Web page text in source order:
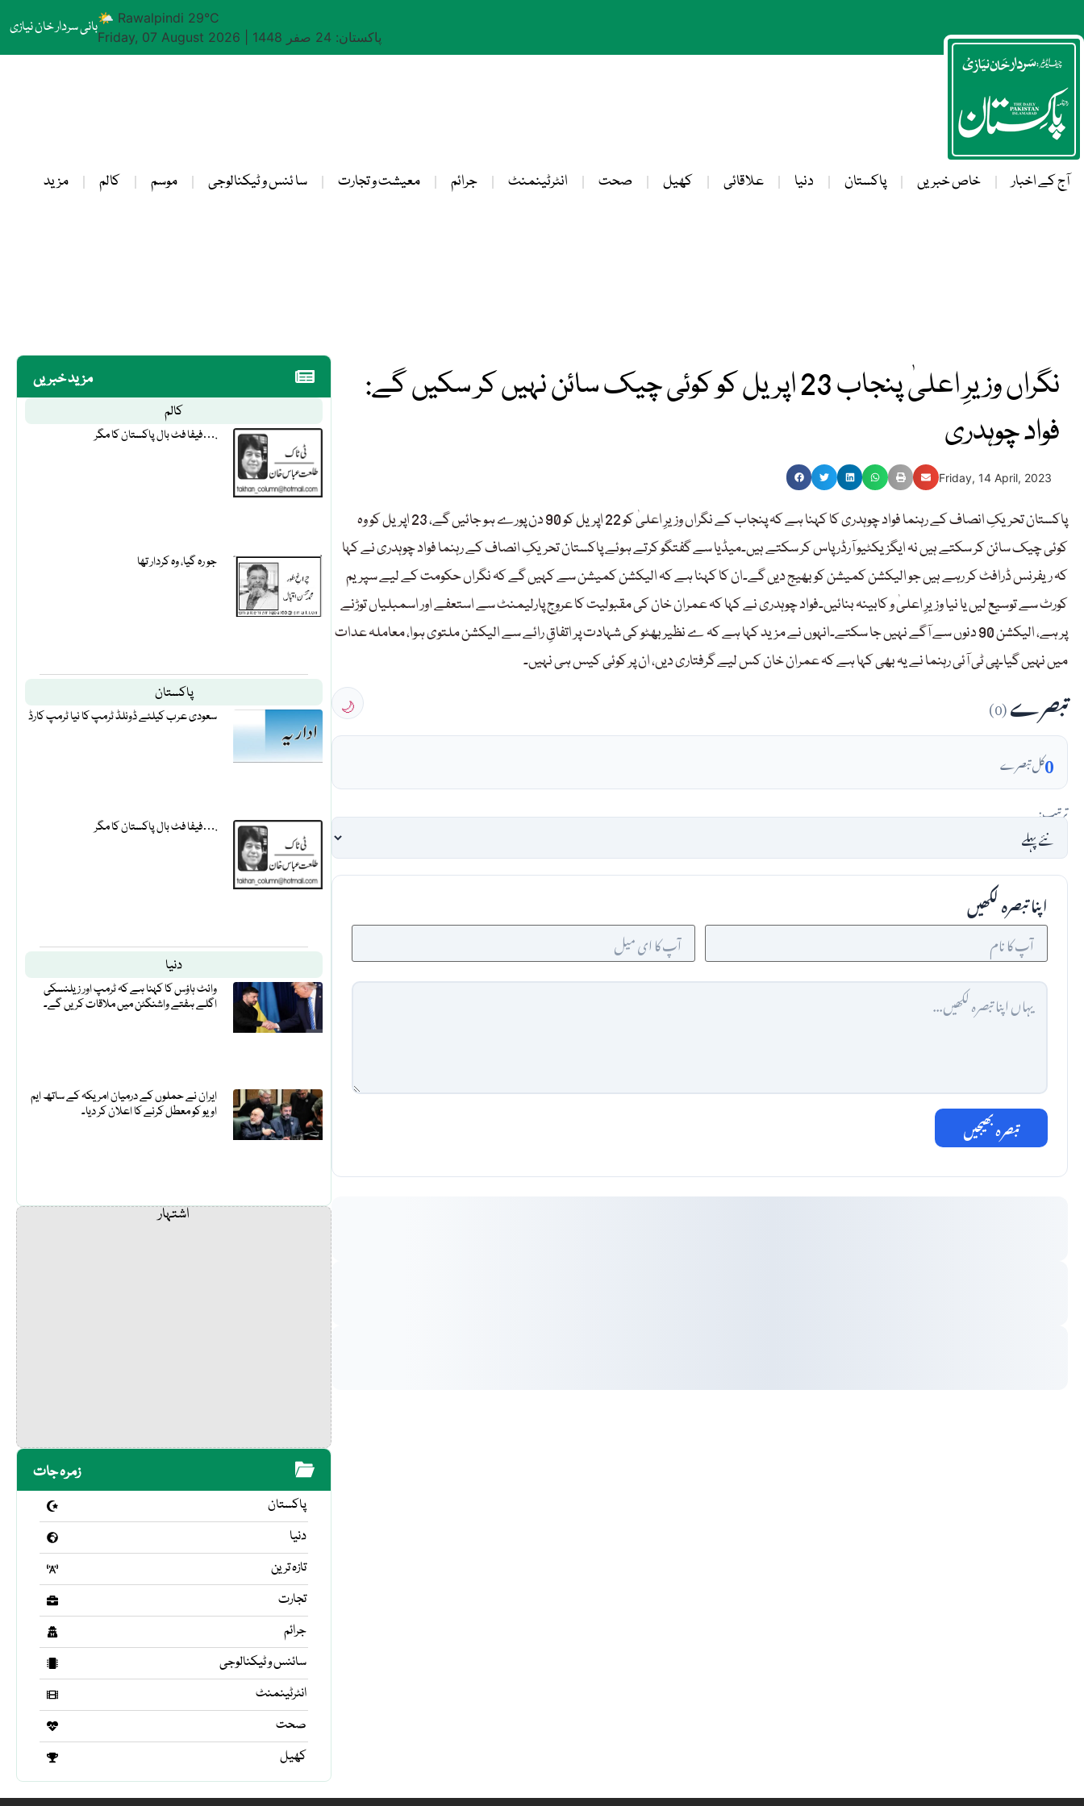
بانی سردار خان نیازی🌤 Rawalpindi 29°C
Friday, 07 August 2026
پاکستان: 24 صفر 1448
آج کے اخبار خاص خبریں پاکستان دنیا علاقائی کھیل صحت انٹرٹینمنٹ جرائم معیشت و تجارت سا ئنس و ٹیکنالوجی موسم کالم مزید
مزید خبریں
کالم
فیفا فٹ بال پاکستان کا مگر….
جو رہ گیا، وہ کردار تھا
پاکستان
سعودی عرب کیلئے ڈونلڈ ٹرمپ کا نیا ٹرمپ کارڈ
فیفا فٹ بال پاکستان کا مگر….
دنیا
وائٹ ہاؤس کا کہنا ہے کہ ٹرمپ اور زیلنسکی
اگلے ہفتے واشنگٹن میں ملاقات کریں گے۔
ایران نے حملوں کے درمیان امریکہ کے ساتھ ایم
او یو کو معطل کرنے کا اعلان کر دیا۔
اشتہار
زمرہ جات
پاکستان
دنیا
تازہ ترین
تجارت
جرائم
سائنس و ٹیکنالوجی
انٹرٹینمنٹ
صحت
کھیل
نگراں وزیرِ اعلیٰ پنجاب 23 اپریل کو کوئی چیک سائن نہیں کر سکیں گے:
فواد چوہدری
Friday, 14 April, 2023
پاکستان تحریکِ انصاف کے رہنما فواد چوہدری کا کہنا ہے کہ پنجاب کے نگراں وزیرِ اعلیٰ کو 22 اپریل کو 90 دن پورے ہو جائیں گے، 23 اپریل کو وہ
کوئی چیک سائن کر سکتے ہیں نہ ایگزیکٹیو آرڈر پاس کر سکتے ہیں۔میڈیا سے گفتگو کرتے ہوئے پاکستان تحریکِ انصاف کے رہنما فواد چوہدری نے کہا
کہ ریفرنس ڈرافٹ کر رہے ہیں جو الیکشن کمیشن کو بھیج دیں گے۔ان کا کہنا ہے کہ الیکشن کمیشن سے کہیں گے کہ نگراں حکومت کے لیے سپریم
کورٹ سے توسیع لیں یا نیا وزیرِ اعلیٰ و کابینہ بنائیں۔فواد چوہدری نے کہا کہ عمران خان کی مقبولیت کا عروج پارلیمنٹ سے استعفے اور اسمبلیاں توڑنے
پر ہے، الیکشن 90 دنوں سے آگے نہیں جا سکتے۔انہوں نے مزید کہا ہے کہ ے نظیر بھٹو کی شہادت پر اتفاقِ رائے سے الیکشن ملتوی ہوا، معاملہ عدات
میں نہیں گیا۔پی ٹی آئی رہنما نے یہ بھی کہا ہے کہ عمران خان کس لیے گرفتاری دیں، ان پر کوئی کیس ہی نہیں۔
تبصرے(0)
🌙
0کل تبصرے
ترتیب:
اپنا تبصرہ لکھیں
تبصرہ بھیجیں